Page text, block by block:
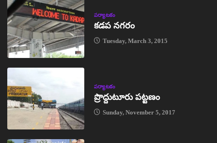
పర్యాటకం
కడప నగరం
Tuesday, March 3, 2015
పర్యాటకం
ప్రొద్దుటూరు పట్టణం
Sunday, November 5, 2017